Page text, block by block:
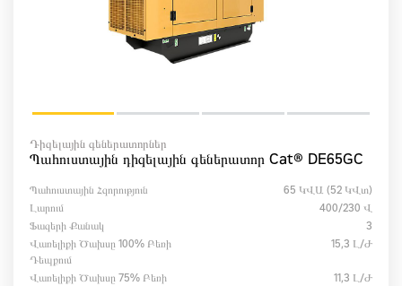
Դիզելային գեներատորներ
Պահուստային դիզելային գեներատոր Cat® DE65GC
Պահուստային Հզորություն
65 ԿՎԱ (52 ԿՎտ)
Լարում
400/230 Վ
Ֆազերի Քանակ
3
Վառելիքի Ծախսը 100% Բեռի
Դեպքում
15,3 Լ/ժ
Վառելիքի Ծախսը 75% Բեռի
11,3 Լ/ժ